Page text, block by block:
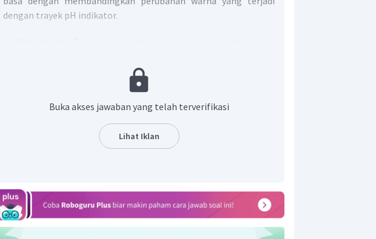
dengan trayek pH indikator.
Metil jingga. Terjadi perubahan warna kuning, berarti pH
pH larutan di bawah 8,3.
Bromtimol biru. Terjadi perubahan warna kuning kehijauan,
berarti pH larutan berada di antara.6,0 dan 7,6.
Buka akses jawaban yang telah terverifikasi
Lihat Iklan